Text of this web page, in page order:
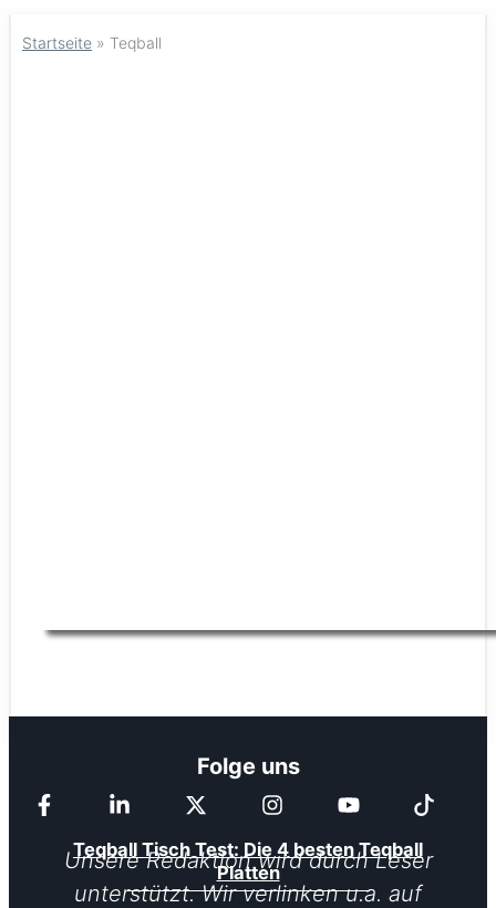
Startseite » Teqball
Teqball Tisch Test: Die 4 besten Teqball
Platten
Folge uns
Unsere Redaktion wird durch Leser
unterstützt. Wir verlinken u.a. auf